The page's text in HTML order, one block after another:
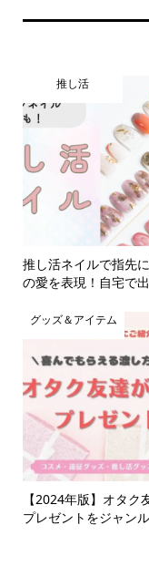
推し活
推し活ネイルで指先
の愛を表現！自宅で
グッズ＆アイテム
【2024年版】オタク
プレゼントをジャン